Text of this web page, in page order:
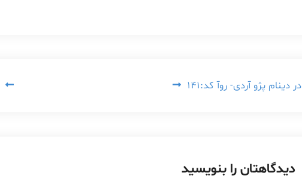
راهبری
در دینام پژو آردی- روآ کد:141
دیدگاهتان را بنویسید